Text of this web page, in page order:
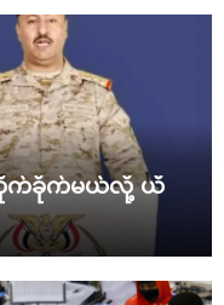
က်ခိုက်မယ်လို့ ယီ